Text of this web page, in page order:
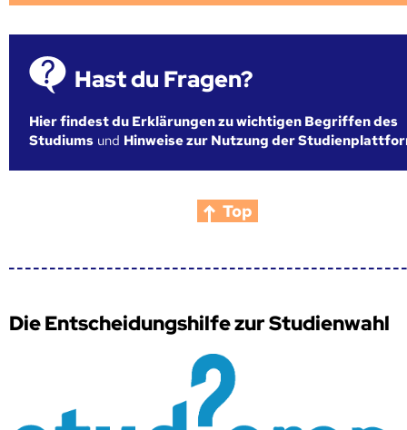
Hast du Fragen?
Hier findest du Erklärungen zu wichtigen Begriffen des
Studiums und Hinweise zur Nutzung der
Top
Die Entscheidungshilfe zur Studienwahl